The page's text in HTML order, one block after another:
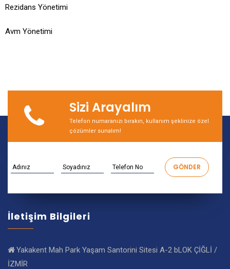
Rezidans Yönetimi
Avm Yönetimi
Sizi Arayalım
Telefon numaranızı bırakın, kullanım şeklinize özel
çözümler sunalım!
İletişim Bilgileri
Yakakent Mah Park Yaşam Santorini Sitesi A-2 bLOK ÇİĞLİ /
İZMİR